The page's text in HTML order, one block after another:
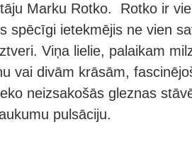
Marku Rotko. Rotko ir
spēcīgi ietekmējis ne vien
Viņa lielie, palaikam
vai divām krāsām,
neizsakošās gleznas
pulsāciju.